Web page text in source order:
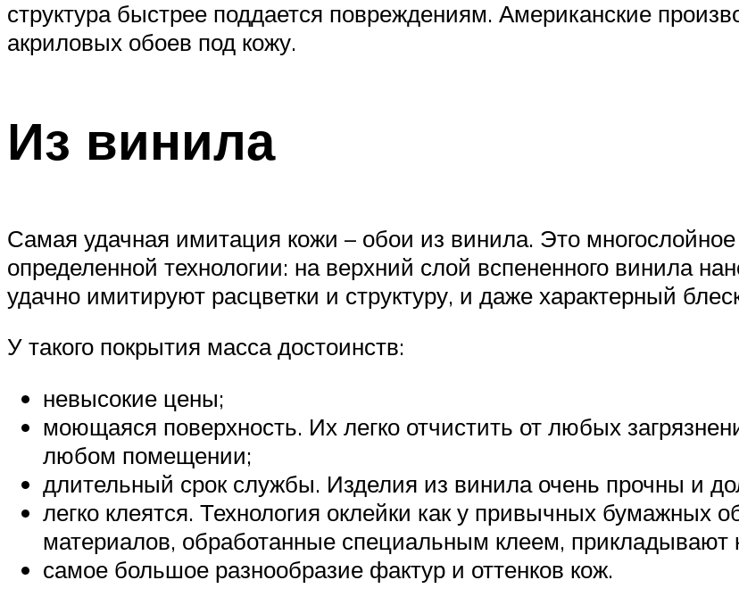
структура быстрее поддается повреждениям. Американские
акриловых обоев под кожу.
Из винила
Самая удачная имитация кожи – обои из винила. Это
определенной технологии: на верхний слой вспененного винила
удачно имитируют расцветки и структуру, и даже характерный
У такого покрытия масса достоинств:
невысокие цены;
моющаяся поверхность. Их легко отчистить от любых
любом помещении;
длительный срок службы. Изделия из винила очень прочны и
легко клеятся. Технология оклейки как у привычных бумажных
материалов, обработанные специальным клеем, прикладывают
самое большое разнообразие фактур и оттенков кож.